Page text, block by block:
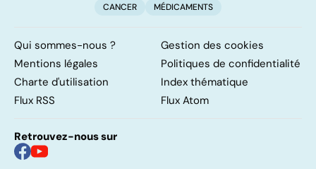
CANCER
MÉDICAMENTS
Qui sommes-nous ?
Gestion des cookies
Mentions légales
Politiques de confidentialité
Charte d'utilisation
Index thématique
Flux RSS
Flux Atom
Retrouvez-nous sur